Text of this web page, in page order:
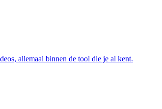
allemaal binnen de tool die je al kent.